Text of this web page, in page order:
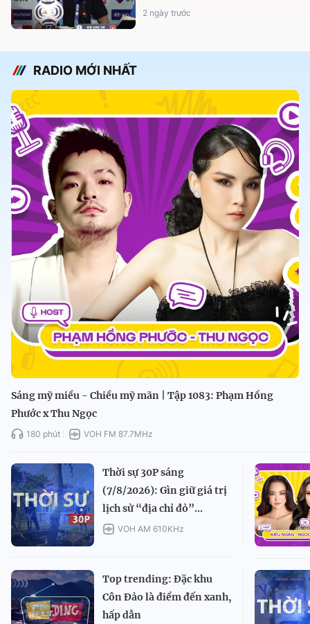
2 ngày trước
RADIO MỚI NHẤT
Sáng mỹ miều - Chiều mỹ mãn | Tập 1083: Phạm Hồng
Phước x Thu Ngọc
180 phút VOH FM 87.7MHz
Thời sự 30P sáng
(7/8/2026): Gìn giữ giá trị
lịch sử “địa chỉ đỏ”...
VOH AM 610KHz
Top trending: Đặc khu
Côn Đảo là điểm đến xanh,
hấp dẫn